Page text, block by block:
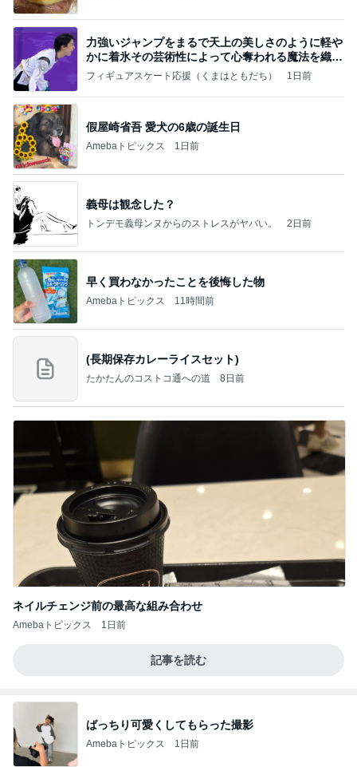
力強いジャンプをまるで天上の美しさのように軽や
かに着氷その芸術性によって心奪われる魔法を織り
なす
フィギュアスケート応援（くまはともだち） 1日前
假屋崎省吾 愛犬の6歳の誕生日
Amebaトピックス 1日前
義母は観念した？
トンデモ義母ンヌからのストレスがヤバい。 2日前
早く買わなかったことを後悔した物
Amebaトピックス 11時間前
(長期保存カレーライスセット)
たかたんのコストコ通への道 8日前
ネイルチェンジ前の最高な組み合わせ
Amebaトピックス 1日前
記事を読む
ばっちり可愛くしてもらった撮影
Amebaトピックス 1日前